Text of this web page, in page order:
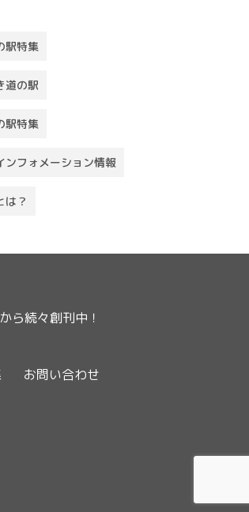
駅特集
道の駅
駅特集
ンフォメーション情報
は？
ら続々創刊中！
お問い合わせ